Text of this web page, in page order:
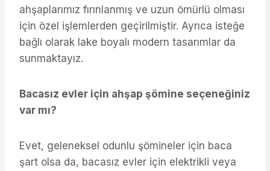
ahşaplarımız fırınlanmış ve uzun ömürlü olması
için özel işlemlerden geçirilmiştir. Ayrıca isteğe
bağlı olarak lake boyalı modern tasarımlar da
sunmaktayız.
Bacasız evler için ahşap şömine seçeneğiniz
var mı?
Evet, geleneksel odunlu şömineler için baca
şart olsa da, bacasız evler için elektrikli veya